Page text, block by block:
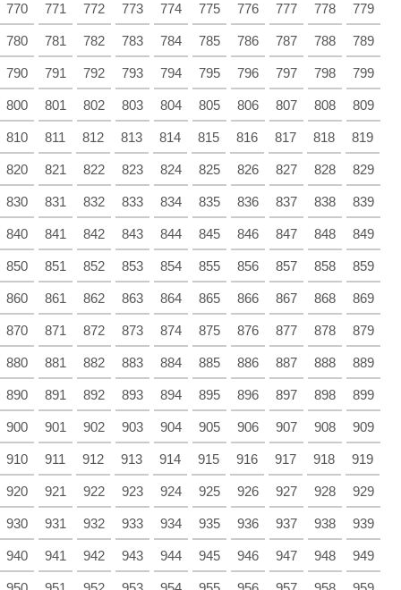
770 771 772 773 774 775 776 777 778 779
780 781 782 783 784 785 786 787 788 789
790 791 792 793 794 795 796 797 798 799
800 801 802 803 804 805 806 807 808 809
810 811 812 813 814 815 816 817 818 819
820 821 822 823 824 825 826 827 828 829
830 831 832 833 834 835 836 837 838 839
840 841 842 843 844 845 846 847 848 849
850 851 852 853 854 855 856 857 858 859
860 861 862 863 864 865 866 867 868 869
870 871 872 873 874 875 876 877 878 879
880 881 882 883 884 885 886 887 888 889
890 891 892 893 894 895 896 897 898 899
900 901 902 903 904 905 906 907 908 909
910 911 912 913 914 915 916 917 918 919
920 921 922 923 924 925 926 927 928 929
930 931 932 933 934 935 936 937 938 939
940 941 942 943 944 945 946 947 948 949